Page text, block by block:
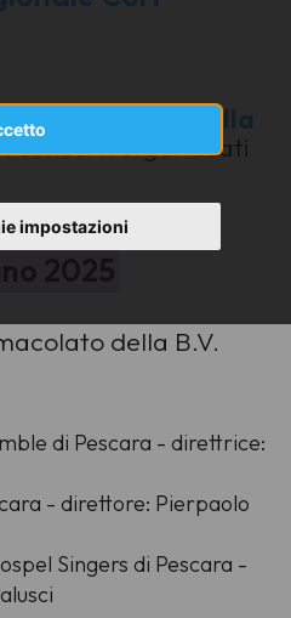
impostazioni
della
Festa della
concerti organizzati
2025
della B.V.
di Pescara - direttrice:
- direttore: Pierpaolo
Singers di Pescara -